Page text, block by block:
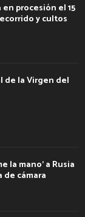
procesión el 15
y cultos
de la Virgen del
la mano’ a Rusia
cámara